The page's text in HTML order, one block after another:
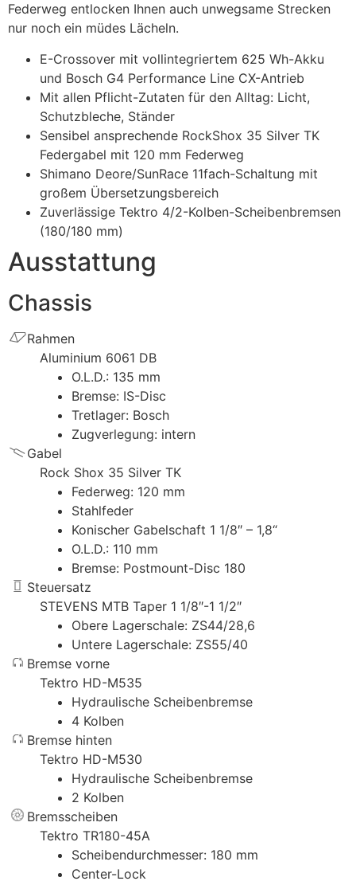
Federweg entlocken Ihnen auch unwegsame Strecken
nur noch ein müdes Lächeln.
E-Crossover mit vollintegriertem 625 Wh-Akku
und Bosch G4 Performance Line CX-Antrieb
Mit allen Pflicht-Zutaten für den Alltag: Licht,
Schutzbleche, Ständer
Sensibel ansprechende RockShox 35 Silver TK
Federgabel mit 120 mm Federweg
Shimano Deore/SunRace 11fach-Schaltung mit
großem Übersetzungsbereich
Zuverlässige Tektro 4/2-Kolben-Scheibenbremsen
(180/180 mm)
Ausstattung
Chassis
Rahmen
Aluminium 6061 DB
O.L.D.: 135 mm
Bremse: IS-Disc
Tretlager: Bosch
Zugverlegung: intern
Gabel
Rock Shox 35 Silver TK
Federweg: 120 mm
Stahlfeder
Konischer Gabelschaft 1 1/8″ – 1,8“
O.L.D.: 110 mm
Bremse: Postmount-Disc 180
Steuersatz
STEVENS MTB Taper 1 1/8″-1 1/2″
Obere Lagerschale: ZS44/28,6
Untere Lagerschale: ZS55/40
Bremse vorne
Tektro HD-M535
Hydraulische Scheibenbremse
4 Kolben
Bremse hinten
Tektro HD-M530
Hydraulische Scheibenbremse
2 Kolben
Bremsscheiben
Tektro TR180-45A
Scheibendurchmesser: 180 mm
Center-Lock